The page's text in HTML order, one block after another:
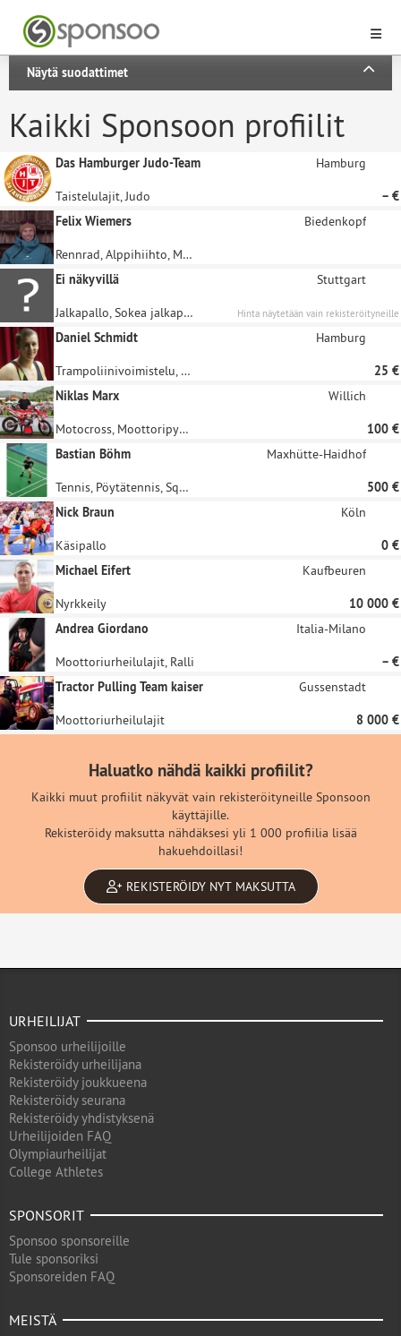
Näytä suodattimet
Kaikki Sponsoon profiilit
Das Hamburger Judo-Team Hamburg
Taistelulajit, Judo
– €
Felix Wiemers
Biedenkopf
Rennrad, Alppihiihto, Maastopyörä, Telinevoimistelu, Freestylehiiho
Ei näkyvillä
Stuttgart
Jalkapallo, Sokea jalkapallo, Futsal
Hinta näytetään vain rekisteröityneille
Daniel Schmidt Hamburg
Trampoliinivoimistelu, Voimistelu
25 €
Niklas Marx
Willich
Motocross, Moottoripyöräily, Cycle Ball, Moottoriurheilulajit
100 €
Bastian Böhm
Maxhütte-Haidhof
Tennis, Pöytätennis, Squash, Racketlon, Sulkapallo
500 €
Nick Braun
Köln
Käsipallo
0 €
Michael Eifert
Kaufbeuren
Nyrkkeily
10 000 €
Andrea Giordano
Italia-Milano
Moottoriurheilulajit, Ralli
– €
Tractor Pulling Team kaiser
Gussenstadt
Moottoriurheilulajit 8 000 €
Haluatko nähdä kaikki profiilit?
Kaikki muut profiilit näkyvät vain rekisteröityneille Sponsoon
käyttäjille.
Rekisteröidy maksutta nähdäksesi yli 1 000 profiilia lisää
hakuehdoillasi!
REKISTERÖIDY NYT MAKSUTTA
URHEILIJAT
Sponsoo urheilijoille
Rekisteröidy urheilijana
Rekisteröidy joukkueena
Rekisteröidy seurana
Rekisteröidy yhdistyksenä
Urheilijoiden FAQ
Olympiaurheilijat
College Athletes
SPONSORIT
Sponsoo sponsoreille
Tule sponsoriksi
Sponsoreiden FAQ
MEISTÄ